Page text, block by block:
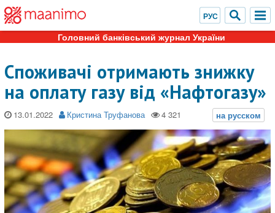
Головний банківський журнал України
Споживачі отримають знижку
на оплату газу від «Нафтогазу»
13.01.2022 Кристина Труфанова